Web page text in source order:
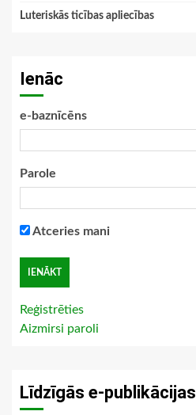
Luteriskās ticības apliecības
Ienāc
e-baznīcēns
Parole
Atceries mani
Reģistrēties
Aizmirsi paroli
Līdzīgās e-publikācijas